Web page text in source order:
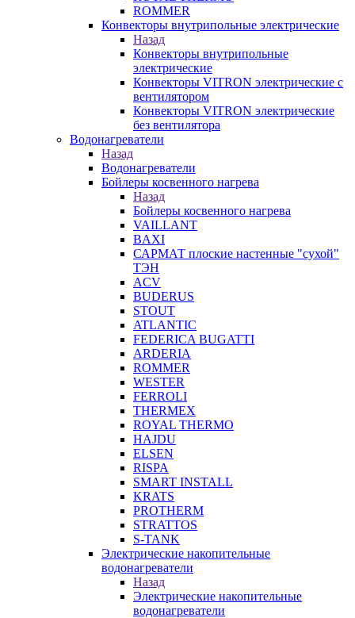
ROMMER
Конвекторы внутрипольные электрические
Назад
Конвекторы внутрипольные
электрические
Конвекторы VITRON электрические с
вентилятором
Конвекторы VITRON электрические
без вентилятора
Водонагреватели
Назад
Водонагреватели
Бойлеры косвенного нагрева
Назад
Бойлеры косвенного нагрева
VAILLANT
BAXI
САРМАТ плоские настенные "сухой"
ТЭН
ACV
BUDERUS
STOUT
ATLANTIC
FEDERICA BUGATTI
ARDERIA
ROMMER
WESTER
FERROLI
THERMEX
ROYAL THERMO
HAJDU
ELSEN
RISPA
SMART INSTALL
KRATS
PROTHERM
STRATTOS
S-TANK
Электрические накопительные
водонагреватели
Назад
Электрические накопительные
водонагреватели